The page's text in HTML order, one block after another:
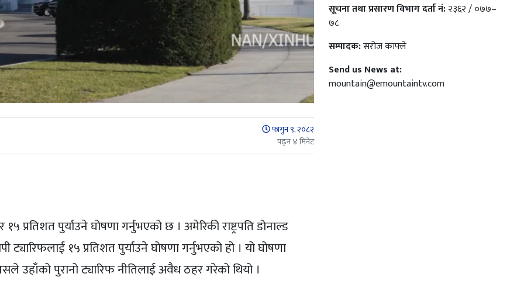
फागुन ९, २०८२
पढ्न ४ मिनेट
प्रतिशत पुर्याउने घोषणा गर्नुभएको छ । अमेरिकी राष्ट्रपति डोनाल्ड
ट्यारिफलाई १५ प्रतिशत पुर्याउने घोषणा गर्नुभएको हो । यो घोषणा
पुरानो ट्यारिफ नीतिलाई अवैध ठहर गरेको थियो ।
सूचना तथा प्रसारण विभाग दर्ता नं:२३६२ / ०७७–
७८
सम्पादक:सरोज काफ्ले
Send us News at:
mountain@emountaintv.com